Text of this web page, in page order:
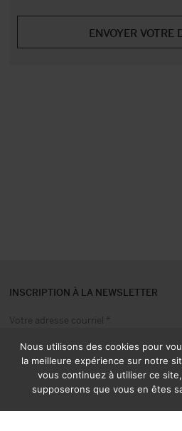
INSCRIPTION À LA NEWSLETTER
Nous utilisons des cookies pour
la meilleure expérience sur notre
vous continuez à utiliser ce
supposerons que vous en êtes